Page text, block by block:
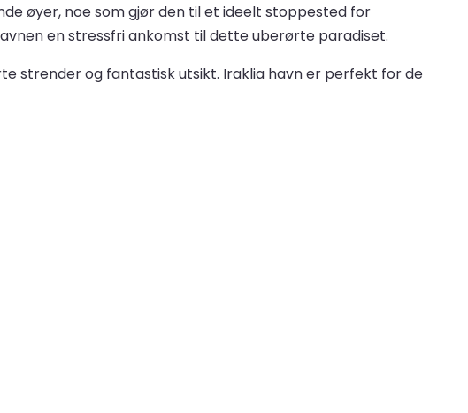
øyer, noe som gjør den til et ideelt stoppested for
en stressfri ankomst til dette uberørte paradiset.
strender og fantastisk utsikt. Iraklia havn er perfekt for de